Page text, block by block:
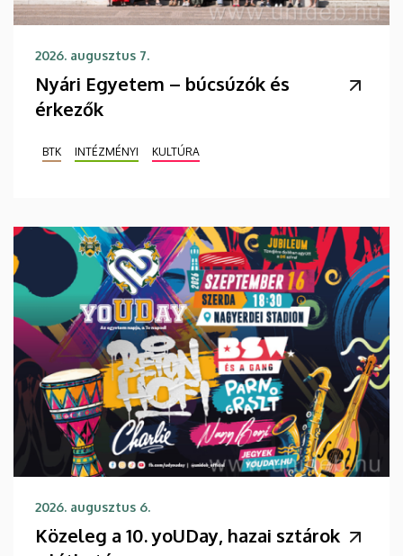
2026. augusztus 7.
Nyári Egyetem – búcsúzók és
érkezők
BTK INTÉZMÉNYI KULTÚRA
2026. augusztus 6.
Közeleg a 10. yoUDay, hazai sztárok